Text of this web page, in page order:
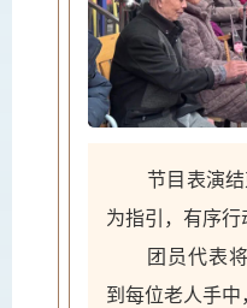
节目表演
为指引，有序行
团员代表
到每位老人手中